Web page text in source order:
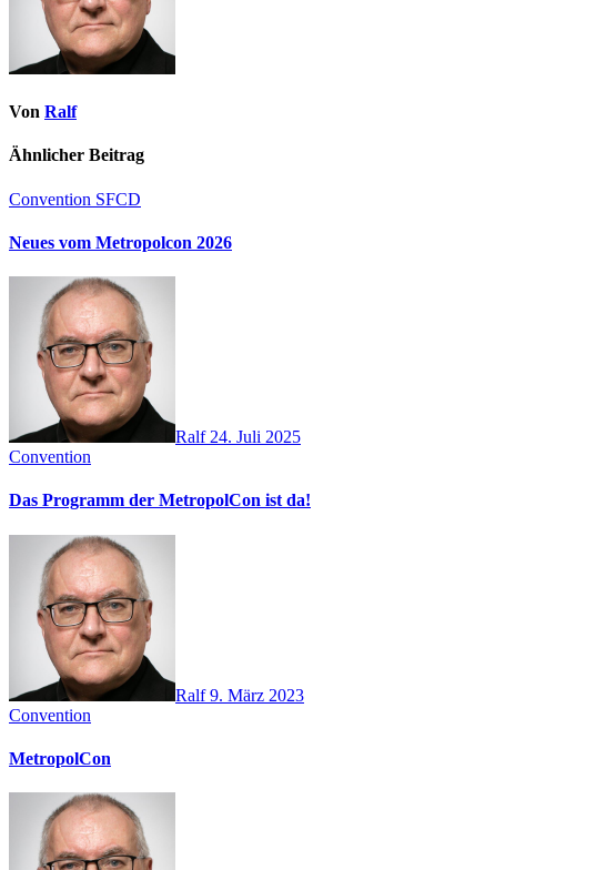
Von Ralf
Ähnlicher Beitrag
Convention SFCD
Neues vom Metropolcon 2026
Ralf 24. Juli 2025
Convention
Das Programm der MetropolCon ist da!
Ralf9. März 2023
Convention
MetropolCon